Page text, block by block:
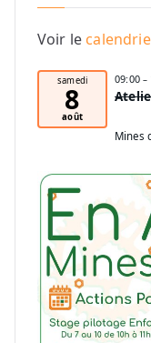
Voir le
samedi
8
août
09:00 –
Mines